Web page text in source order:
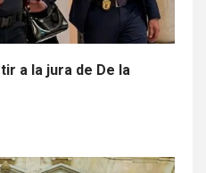
a la jura de De la